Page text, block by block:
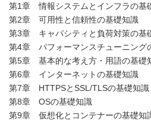
第1章 情報システムとインフラの基
第2章 可用性と信頼性の基礎知識
第3章 キャパシティと負荷対策の基
第4章 パフォーマンスチューニング
第5章 基本的な考え方・用語の基礎
第6章 インターネットの基礎知識
第7章 HTTPSとSSL/TLSの基礎知識
第8章 OSの基礎知識
第9章 仮想化とコンテナーの基礎知